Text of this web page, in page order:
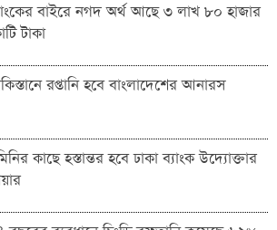
বাইরে নগদ অর্থ আছে ৩ লাখ ৮০ হাজার
টাকা
রপ্তানি হবে বাংলাদেশের আনারস
কাছে হস্তান্তর হবে ঢাকা ব্যাংক উদ্যোক্তার